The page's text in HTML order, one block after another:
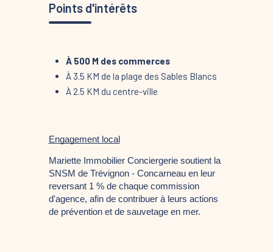
Points d'intérêts
À 500 M des commerces
À 3.5 KM de la plage des Sables Blancs
À 2.5 KM du centre-ville
Engagement local
Mariette Immobilier Conciergerie soutient la
SNSM de Trévignon - Concarneau en leur
reversant 1 % de chaque commission
d'agence, afin de contribuer à leurs actions
de prévention et de sauvetage en mer.